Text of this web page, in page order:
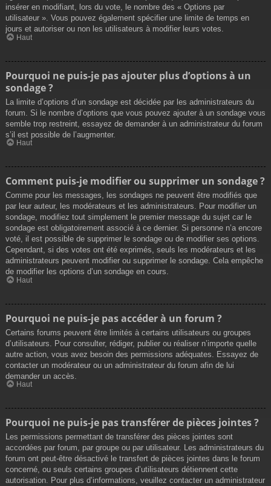
insérer en modifiant, lors du vote, le nombre des « Options par
utilisateur ». Vous pouvez également spécifier une limite de temps en
jours et autoriser ou non les utilisateurs à modifier leurs votes.
Haut
Pourquoi ne puis-je pas ajouter plus d’options à un
sondage ?
La limite d’options d’un sondage est décidée par les administrateurs du
forum. Si le nombre d’options que vous pouvez ajouter à un sondage vous
semble trop restreint, essayez de demander à un administrateur du forum
s’il est possible de l’augmenter.
Haut
Comment puis-je modifier ou supprimer un sondage ?
Comme pour les messages, les sondages ne peuvent être modifiés que
par leur auteur, les modérateurs et les administrateurs. Pour modifier un
sondage, modifiez tout simplement le premier message du sujet car le
sondage est obligatoirement associé à ce dernier. Si personne n’a encore
voté, il est possible de supprimer le sondage ou de modifier ses options.
Cependant, si des votes ont été exprimés, seuls les modérateurs et les
administrateurs peuvent modifier ou supprimer le sondage. Cela empêche
de modifier les options d’un sondage en cours.
Haut
Pourquoi ne puis-je pas accéder à un forum ?
Certains forums peuvent être limités à certains utilisateurs ou groupes
d’utilisateurs. Pour consulter, rédiger, publier ou réaliser n’importe quelle
autre action, vous avez besoin des permissions adéquates. Essayez de
contacter un modérateur ou un administrateur du forum afin de lui
demander un accès.
Haut
Pourquoi ne puis-je pas transférer de pièces jointes ?
Les permissions permettant de transférer des pièces jointes sont
accordées par forum, par groupe ou par utilisateur. Les administrateurs du
forum ont peut-être désactivé le transfert de pièces jointes dans le forum
concerné, ou seuls certains groupes d’utilisateurs détiennent cette
autorisation. Pour plus d’informations, veuillez contacter un administrateur